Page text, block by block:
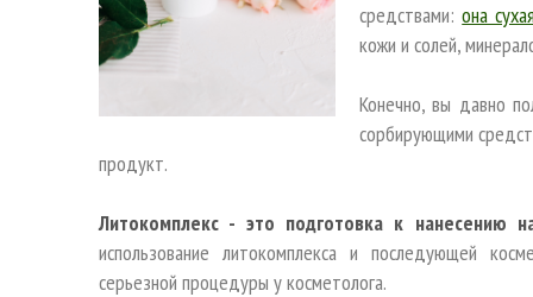
средствами:она
кожи и солей,
Конечно, вы давно
сорбирующими
продукт.
Литокомплекс - это подготовка к нанесению
использование литокомплекса и последующей
серьезной процедуры у косметолога.